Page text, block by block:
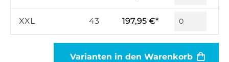
XXL 43 197,95 €*
Varianten in den Warenkorb